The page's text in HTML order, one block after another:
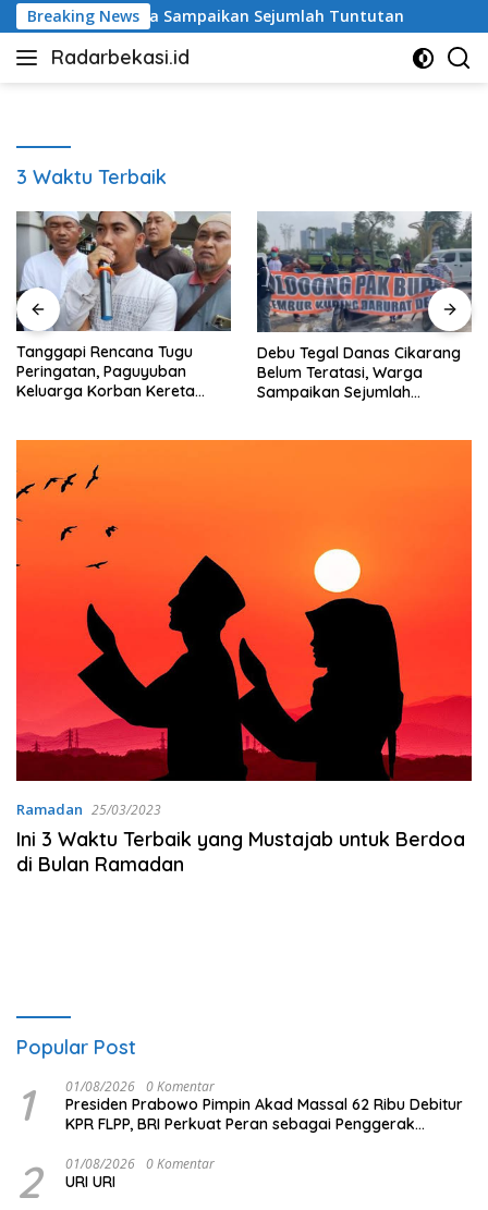
Langsung
ke
konten
Breaking News
Warga Sampaikan Sejumlah Tuntutan
Radarbekasi.id
Berita
3 Waktu Terbaik
Tanggapi Rencana Tugu
Peringatan, Paguyuban
Keluarga Korban Kereta
Debu Tegal Danas Cikarang
Belum Teratasi, Warga
Sampaikan Sejumlah
Ramadan 25/03/2023
Ini 3 Waktu Terbaik yang Mustajab untuk Berdoa
di Bulan Ramadan
Popular Post
1 01/08/2026 0 Komentar
Presiden Prabowo Pimpin Akad Massal 62 Ribu Debitur
KPR FLPP, BRI Perkuat Peran sebagai Penggerak
2 01/08/2026 0 Komentar
URI URI